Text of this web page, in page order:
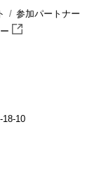
参加パートナー
10